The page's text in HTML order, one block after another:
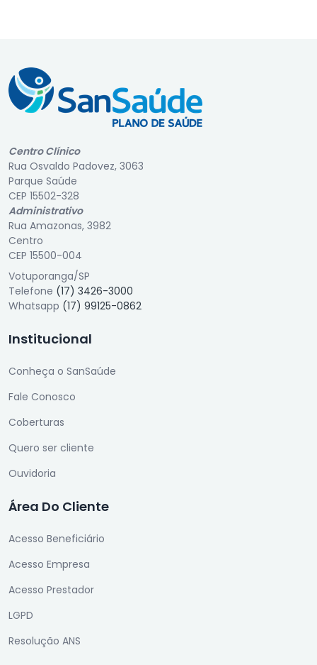
Centro Clínico
Rua Osvaldo Padovez, 3063
Parque Saúde
CEP 15502-328
Administrativo
Rua Amazonas, 3982
Centro
CEP 15500-004
Votuporanga/SP
Telefone (17) 3426-3000
Whatsapp (17) 99125-0862
Institucional
Conheça o SanSaúde
Fale Conosco
Coberturas
Quero ser cliente
Ouvidoria
Área Do Cliente
Acesso Beneficiário
Acesso Empresa
Acesso Prestador
LGPD
Resolução ANS